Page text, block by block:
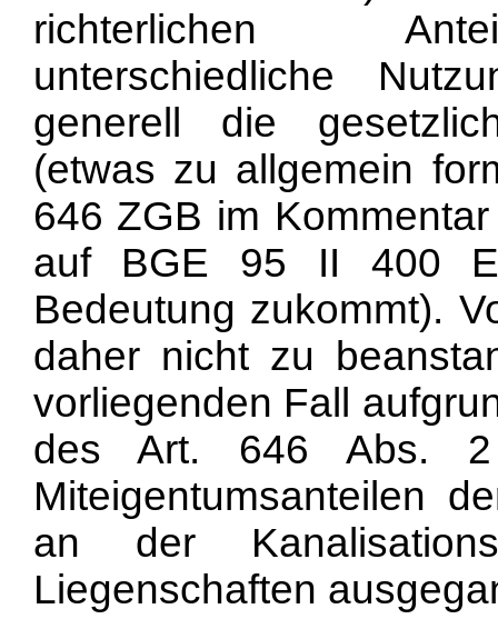
richterlichen
unterschiedliche
generell die
(etwas zu allgemein
646 ZGB im
auf BGE 95 II 400
Bedeutung zukommt).
daher nicht zu
vorliegenden Fall
des Art. 646 Abs.
Miteigentumsanteilen
an der
Liegenschaften